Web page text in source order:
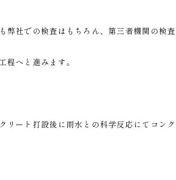
弊社での検査はもちろん、第三者機関の検
程へと進みます。
リート打設後に雨水との科学反応にてコン